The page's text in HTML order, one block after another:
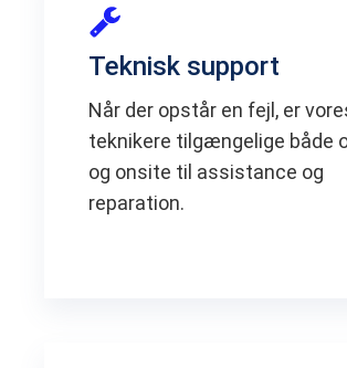
Teknisk support
Når der opstår en fejl, er
teknikere tilgængelige både
og onsite til assistance og
reparation.